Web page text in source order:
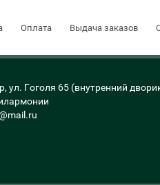
Оплата Выдача заказов
ул. Гоголя 65 (внутренний